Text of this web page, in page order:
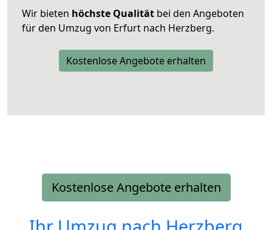
Wir bieten höchste Qualität bei den Angeboten
für den Umzug von Erfurt nach Herzberg.
Kostenlose Angebote erhalten
Kostenlose Angebote erhalten